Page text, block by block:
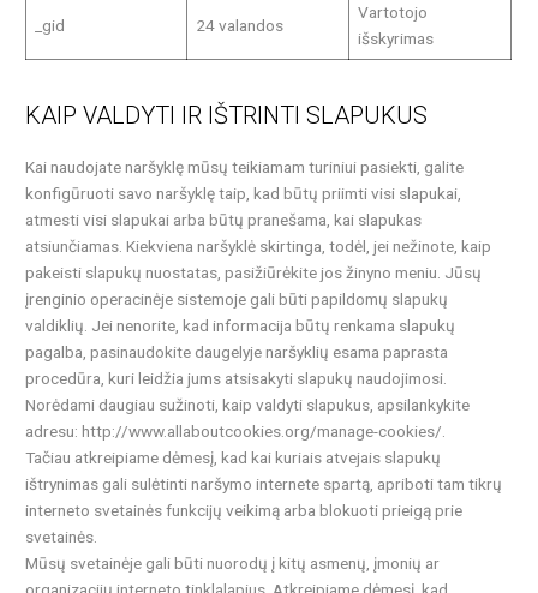
_gid 24 valandos
Vartotojo
išskyrimas
KAIP VALDYTI IR IŠTRINTI SLAPUKUS
Kai naudojate naršyklę mūsų teikiamam turiniui pasiekti, galite
konfigūruoti savo naršyklę taip, kad būtų priimti visi slapukai,
atmesti visi slapukai arba būtų pranešama, kai slapukas
atsiunčiamas. Kiekviena naršyklė skirtinga, todėl, jei nežinote, kaip
pakeisti slapukų nuostatas, pasižiūrėkite jos žinyno meniu. Jūsų
įrenginio operacinėje sistemoje gali būti papildomų slapukų
valdiklių. Jei nenorite, kad informacija būtų renkama slapukų
pagalba, pasinaudokite daugelyje naršyklių esama paprasta
procedūra, kuri leidžia jums atsisakyti slapukų naudojimosi.
Norėdami daugiau sužinoti, kaip valdyti slapukus, apsilankykite
adresu: http://www.allaboutcookies.org/manage-cookies/.
Tačiau atkreipiame dėmesį, kad kai kuriais atvejais slapukų
ištrynimas gali sulėtinti naršymo internete spartą, apriboti tam tikrų
interneto svetainės funkcijų veikimą arba blokuoti prieigą prie
svetainės.
Mūsų svetainėje gali būti nuorodų į kitų asmenų, įmonių ar
organizacijų interneto tinklalapius. Atkreipiame dėmesį, kad